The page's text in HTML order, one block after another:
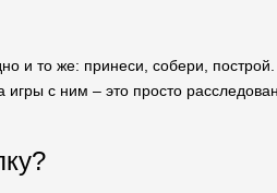
и то же: принеси, собери,
игры с ним – это просто